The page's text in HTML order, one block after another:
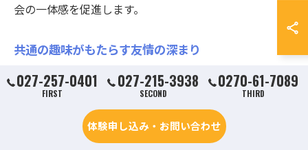
会の一体感を促進します。
共通の趣味がもたらす友情の深まり
バドミントンは、単なるスポーツ以上に、共通の趣味を
通じて強い友情を築く機会を提供します。群馬県内のさ
まざまなクラブやサークルに参加することで、同じ目標
を持つ仲間と出会い、自然と友情が育まれます。特に、
027-257-0401
FIRST
027-215-3938
SECOND
0270-61-7089
THIRD
体験申し込み・お問い合わせ